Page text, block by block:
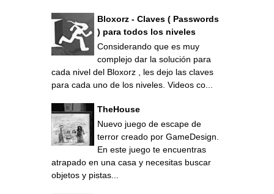
Bloxorz - Claves ( Passwords
) para todos los niveles
Considerando que es muy
complejo dar la solución para
cada nivel del Bloxorz , les dejo las claves
para cada uno de los niveles. Videos co...
TheHouse
Nuevo juego de escape de
terror creado por GameDesign.
En este juego te encuentras
atrapado en una casa y necesitas buscar
objetos y pistas...